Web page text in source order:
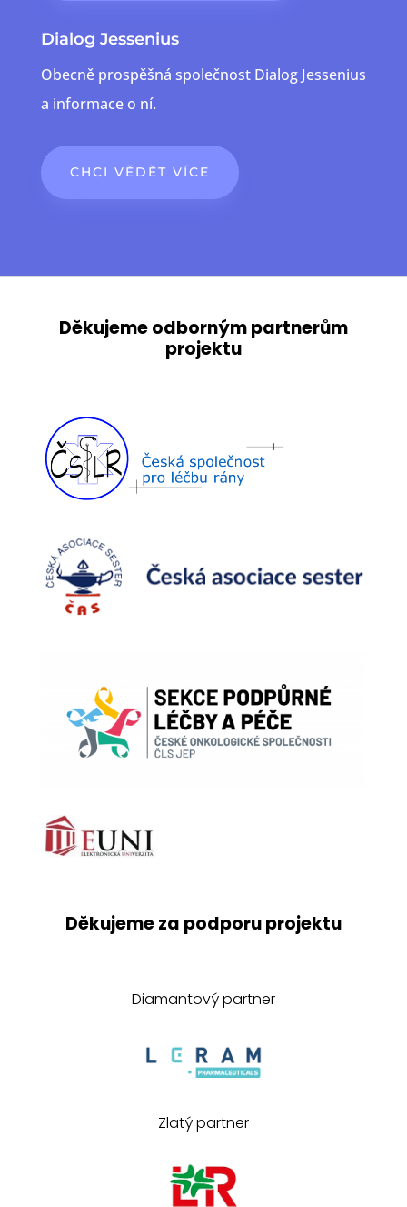
Dialog Jessenius
Obecně prospěšná společnost Dialog Jessenius
a informace o ní.
CHCI VĚDĚT VÍCE
Děkujeme odborným partnerům
projektu
Děkujeme za podporu projektu
Diamantový partner
Zlatý partner